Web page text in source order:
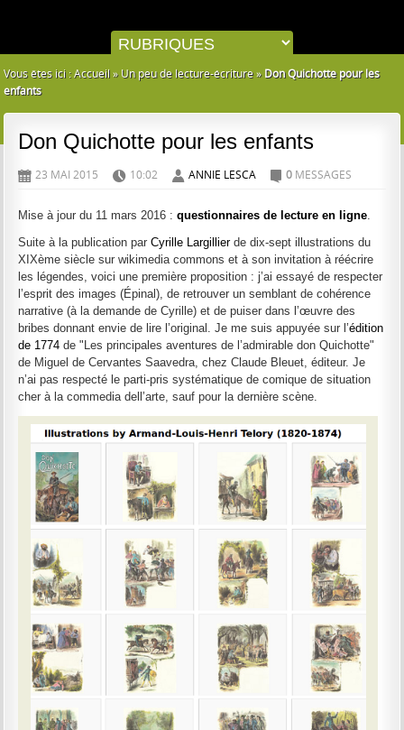
Vous êtes ici :Accueil » Un peu de lecture-écriture » Don Quichotte pour les
enfants
Don Quichotte pour les enfants
D 23 MAI 2015 H 10:02 A ANNIE LESCA 0 MESSAGES
Mise à jour du 11 mars 2016 :questionnaires de lecture en ligne
Suite à la publication parCyrille Largillierde dix-sept illustrations du
XIXème siècle sur wikimedia commons et à son invitation à réécrire
les légendes, voici une première proposition : j’ai essayé de respecter
l’esprit des images (Épinal), de retrouver un semblant de cohérence
narrative (à la demande de Cyrille) et de puiser dans l’œuvre des
bribes donnant envie de lire l’original. Je me suis appuyée sur l’édition
de 1774 de "Les principales aventures de l’admirable don Quichotte"
de Miguel de Cervantes Saavedra, chez Claude Bleuet, éditeur. Je
n’ai pas respecté le parti-pris systématique de comique de situation
cher à la commedia dell’arte, sauf pour la dernière scène.